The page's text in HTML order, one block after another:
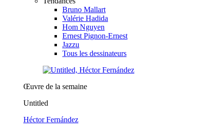
Bruno Mallart
Valérie Hadida
Hom Nguyen
Ernest Pignon-Ernest
Jazzu
Tous les dessinateurs
Œuvre de la semaine
Untitled
Héctor Fernández